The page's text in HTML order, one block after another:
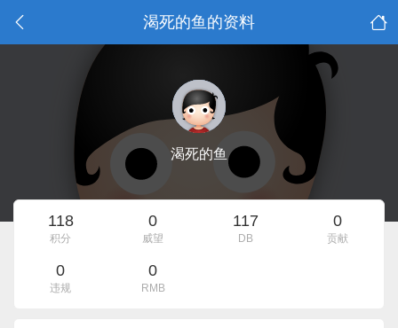
渴死的鱼的资料
渴死的鱼
118
积分
0
威望
117
DB
0
贡献
0
违规
0
RMB